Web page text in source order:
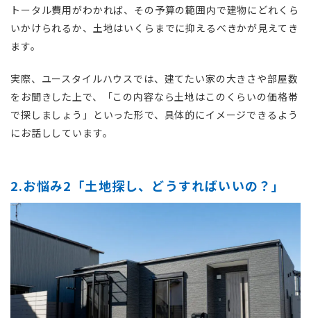
トータル費用がわかれば、その予算の範囲内で建物にどれくら
いかけられるか、土地はいくらまでに抑えるべきかが見えてき
ます。
実際、ユースタイルハウスでは、建てたい家の大きさや部屋数
をお聞きした上で、「この内容なら土地はこのくらいの価格帯
で探しましょう」といった形で、具体的にイメージできるよう
にお話ししています。
2.お悩み2「土地探し、どうすればいいの？」